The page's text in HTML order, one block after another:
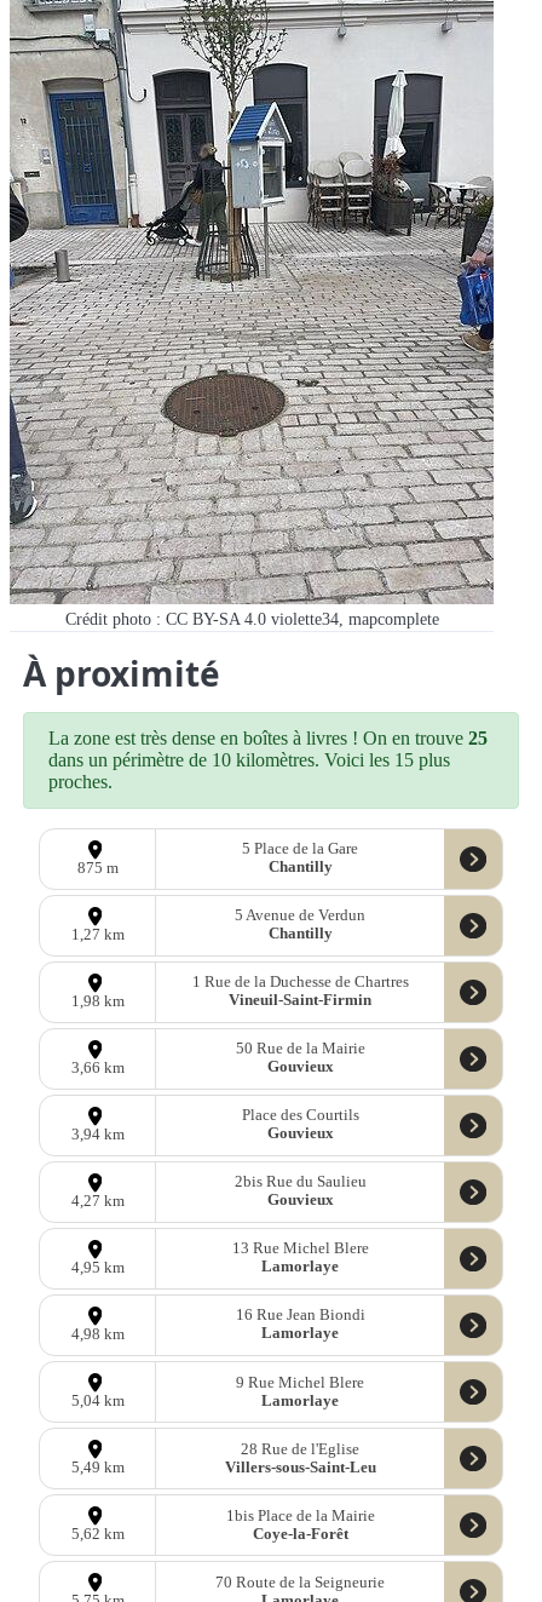
Crédit photo : CC BY-SA 4.0 violette34, mapcomplete
À proximité
La zone est très dense en boîtes à livres ! On en trouve25
dans un périmètre de 10 kilomètres. Voici les 15 plus
proches.
875 m
5 Place de la Gare
Chantilly
1,27 km
5 Avenue de Verdun
Chantilly
1,98 km
1 Rue de la Duchesse de Chartres
Vineuil-Saint-Firmin
3,66 km
50 Rue de la Mairie
Gouvieux
3,94 km
Place des Courtils
Gouvieux
4,27 km
2bis Rue du Saulieu
Gouvieux
4,95 km
13 Rue Michel Blere
Lamorlaye
4,98 km
16 Rue Jean Biondi
Lamorlaye
5,04 km
9 Rue Michel Blere
Lamorlaye
5,49 km
28 Rue de l'Eglise
Villers-sous-Saint-Leu
5,62 km
1bis Place de la Mairie
Coye-la-Forêt
70 Route de la Seigneurie